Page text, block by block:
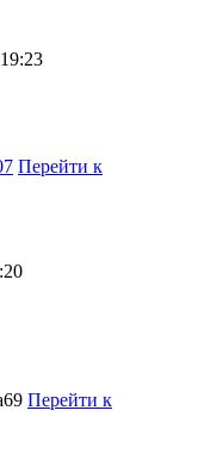
Перейти к
Перейти к